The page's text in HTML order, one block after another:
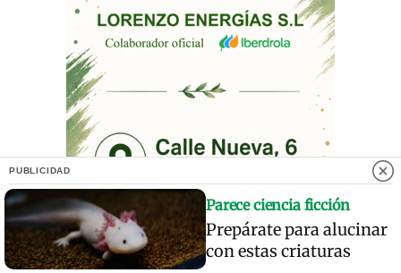
PUBLICIDAD
Parece ciencia ficción
Prepárate para alucinar
con estas criaturas